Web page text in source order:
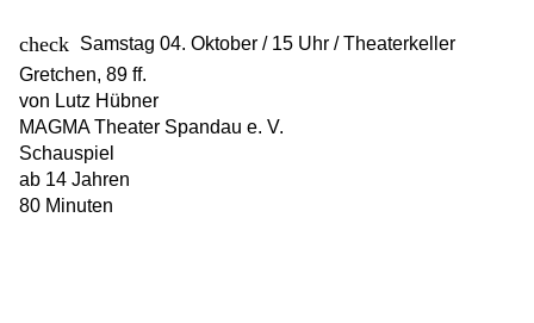
Samstag 04. Oktober / 15 Uhr / Theaterkeller
Gretchen, 89 ff.
von Lutz Hübner
MAGMA Theater Spandau e. V.
Schauspiel
ab 14 Jahren
80 Minuten